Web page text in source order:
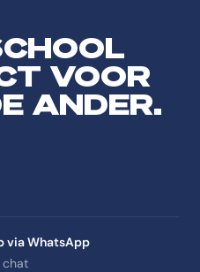
VOOR
ANDER.
via WhatsApp
chat